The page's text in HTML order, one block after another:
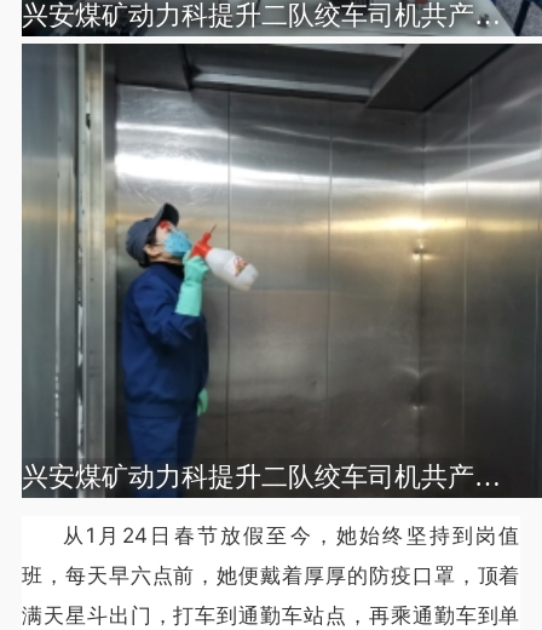
兴安煤矿动力科提升二队绞车司机共产党员任晓霞
兴安煤矿动力科提升二队绞车司机共产党员任晓霞在电梯内消毒
从1月24日春节放假至今，她始终坚持到岗值
班，每天早六点前，她便戴着厚厚的防疫口罩，顶着
满天星斗出门，打车到通勤车站点，再乘通勤车到单